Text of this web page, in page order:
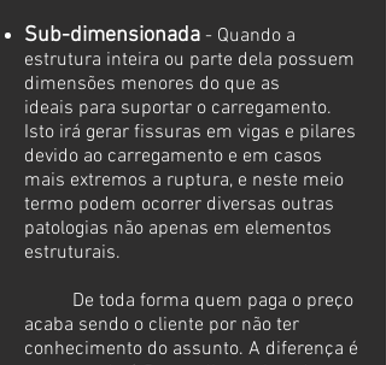
Sub-dimensionada - Quando a
estrutura inteira ou parte dela possuem
dimensões menores do que as
ideais para suportar o carregamento.
Isto irá gerar fissuras em vigas e pilares
devido ao carregamento e em casos
mais extremos a ruptura, e neste meio
termo podem ocorrer diversas outras
patologias não apenas em elementos
estruturais.
De toda forma quem paga o preço
acaba sendo o cliente por não ter
conhecimento do assunto. A diferença é